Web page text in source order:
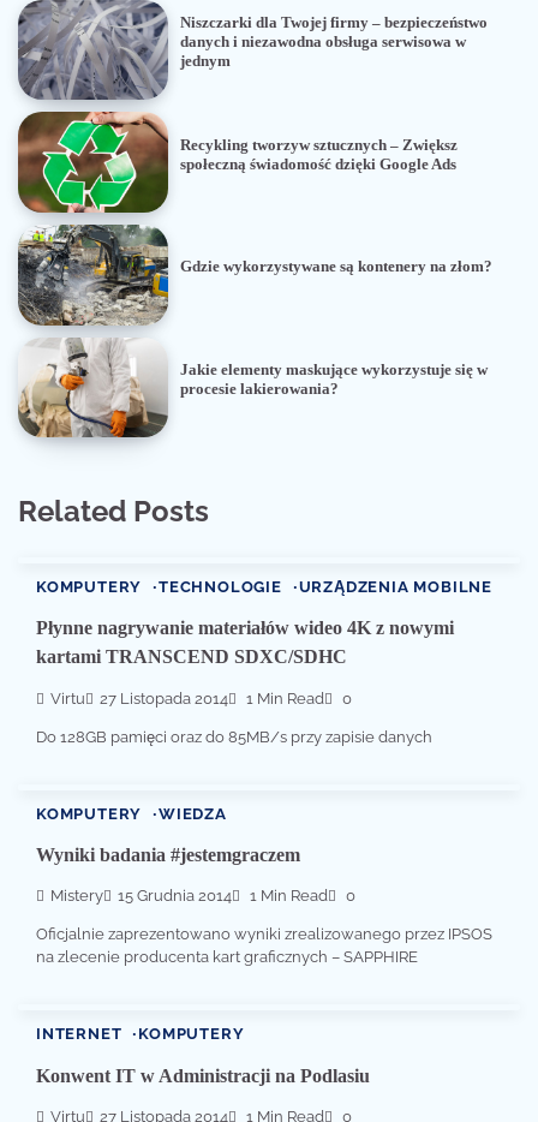
Niszczarki dla Twojej firmy – bezpieczeństwo
danych i niezawodna obsługa serwisowa w
jednym
Recykling tworzyw sztucznych – Zwiększ
społeczną świadomość dzięki Google Ads
Gdzie wykorzystywane są kontenery na złom?
Jakie elementy maskujące wykorzystuje się w
procesie lakierowania?
Related Posts
KOMPUTERY TECHNOLOGIE URZĄDZENIA MOBILNE
Płynne nagrywanie materiałów wideo 4K z nowymi
kartami TRANSCEND SDXC/SDHC
Virtu 27 Listopada 2014 1 Min Read 0
Do 128GB pamięci oraz do 85MB/s przy zapisie danych
KOMPUTERY WIEDZA
Wyniki badania #jestemgraczem
Mistery 15 Grudnia 2014 1 Min Read 0
Oficjalnie zaprezentowano wyniki zrealizowanego przez IPSOS
na zlecenie producenta kart graficznych – SAPPHIRE
INTERNET KOMPUTERY
Konwent IT w Administracji na Podlasiu
Virtu 27 Listopada 2014 1 Min Read 0